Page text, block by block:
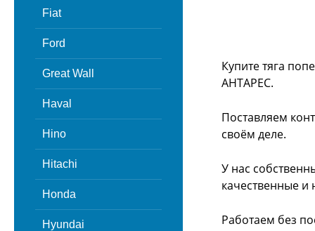
Fiat
Ford
Great Wall
Haval
Hino
Hitachi
Honda
Hyundai
Купите тяга
АНТАРЕС.
Поставляем
своём деле.
У нас
качественные и
Работаем без